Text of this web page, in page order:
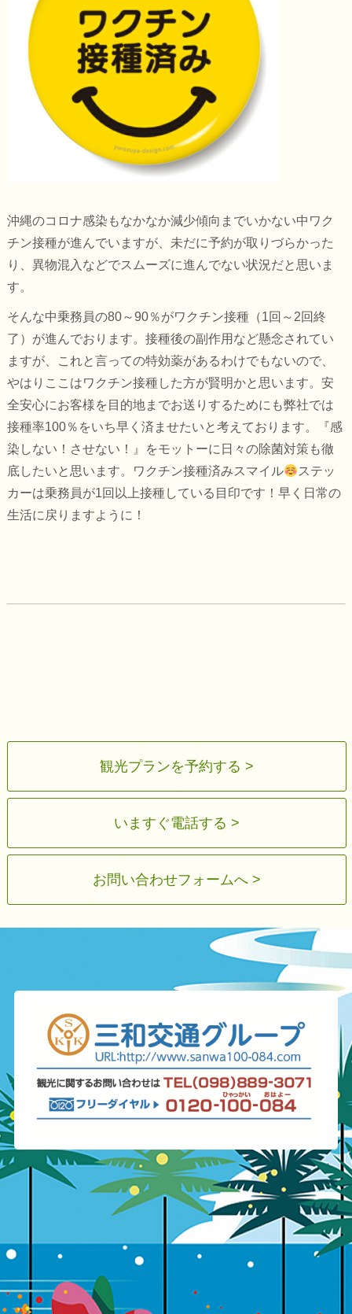
沖縄のコロナ感染もなかなか減少傾向までいかない中ワク
チン接種が進んでいますが、未だに予約が取りづらかった
り、異物混入などでスムーズに進んでない状況だと思いま
す。
そんな中乗務員の80～90％がワクチン接種（1回～2回終
了）が進んでおります。接種後の副作用など懸念されてい
ますが、これと言っての特効薬があるわけでもないので、
やはりここはワクチン接種した方が賢明かと思います。安
全安心にお客様を目的地までお送りするためにも弊社では
接種率100％をいち早く済ませたいと考えております。『感
染しない！させない！』をモットーに日々の除菌対策も徹
底したいと思います。ワクチン接種済みスマイル
ステッ
カーは乗務員が1回以上接種している目印です！早く日常の
生活に戻りますように！
観光プランを予約する >
いますぐ電話する >
お問い合わせフォームへ >